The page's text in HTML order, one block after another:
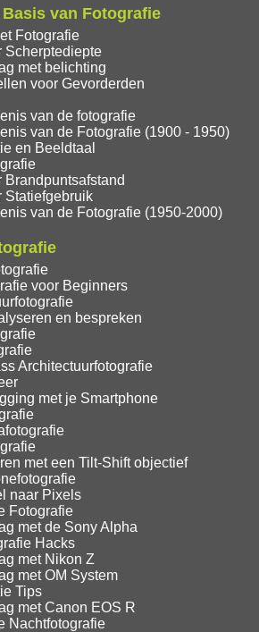
van Fotografie
Fotografie
Scherptediepte
met belichting
voor Gevorderden
van de fotografie
van de Fotografie (1900 - 1950)
en Beeldtaal
Statiefgebruik
van de Fotografie (1950-2000)
voor Beginners
en bespreken
Architectuurfotografie
met je Smartphone
met een Tilt-Shift objectief
naar Pixels
Fotografie
met de Sony Alpha
Hacks
met Nikon Z
met OM System
Tips
met Canon EOS R
Nachtfotografie